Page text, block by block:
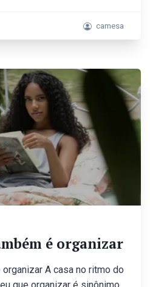
camesa
é organizar
A casa no ritmo do